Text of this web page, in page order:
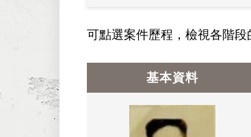
可點選案件歷程，檢視各階段
基本資料